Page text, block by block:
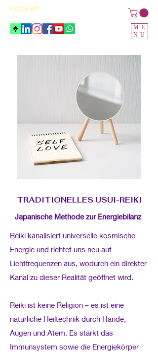
ME
NU
© Copyright
TRADITIONELLES USUI-REIKI
Japanische Methode zur Energiebilanz
Reiki kanalisiert universelle kosmische
Energie und richtet uns neu auf
Lichtfrequenzen aus, wodurch ein direkter
Kanal zu dieser Realität geöffnet wird.
Reiki ist keine Religion – es ist eine
natürliche Heiltechnik durch Hände,
Augen und Atem. Es stärkt das
Immunsystem sowie die Energiekörper